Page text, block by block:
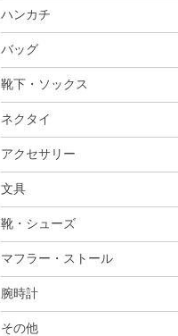
ハンカチ
バッグ
靴下・ソックス
ネクタイ
アクセサリー
文具
靴・シューズ
マフラー・ストール
腕時計
その他